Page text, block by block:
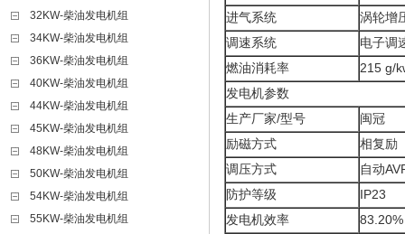
32KW-柴油发电机组
34KW-柴油发电机组
36KW-柴油发电机组
40KW-柴油发电机组
44KW-柴油发电机组
45KW-柴油发电机组
48KW-柴油发电机组
50KW-柴油发电机组
54KW-柴油发电机组
55KW-柴油发电机组
进气系统
涡轮增
调速系统
电子调
燃油消耗率
215 g/
发电机参数
生产厂家/型号
闽冠
励磁方式
相复励
调压方式
自动
防护等级
IP23
发电机效率
83.20%